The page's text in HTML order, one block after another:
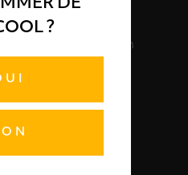
DE
?
à votre disposition
avec soins